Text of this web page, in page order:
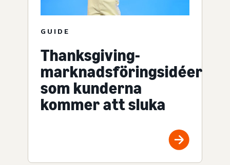
GUIDE
Thanksgiving-
marknadsföringsidéer
som kunderna
kommer att sluka